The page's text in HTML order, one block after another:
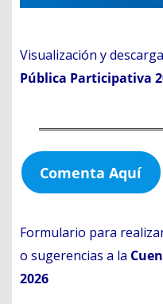
Visualización y
Pública Participativa
Comenta Aquí
Formulario para
o sugerencias a la
2026